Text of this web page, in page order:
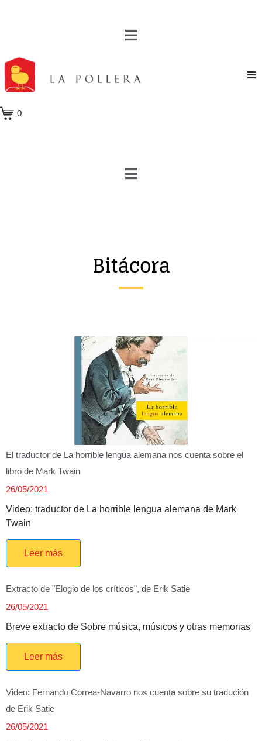
0
Bitácora
El traductor de La horrible lengua alemana nos cuenta sobre el
libro de Mark Twain
26/05/2021
Video: traductor de La horrible lengua alemana de Mark
Twain
Leer más
Extracto de "Elogio de los críticos", de Erik Satie
26/05/2021
Breve extracto de Sobre música, músicos y otras memorias
Leer más
Video: Fernando Correa-Navarro nos cuenta sobre su tradución
de Erik Satie
26/05/2021